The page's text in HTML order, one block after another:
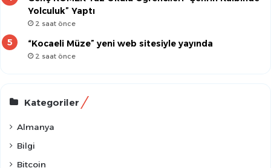
Yolculuk” Yaptı
2 saat önce
“Kocaeli Müze” yeni web sitesiyle yayında
2 saat önce
Kategoriler
Almanya
Bilgi
Bitcoin